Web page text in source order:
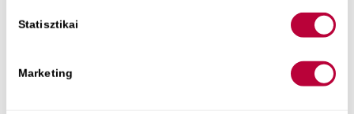
Statisztikai
Marketing